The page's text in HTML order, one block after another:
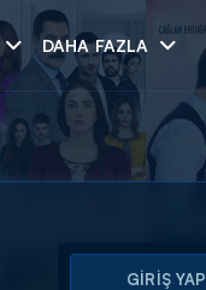
DAHA FAZLA
GİRİŞ YAP